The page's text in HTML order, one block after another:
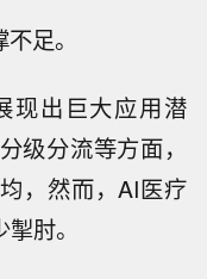
足。
现出巨大应用潜
级分流等方面，
，然而，AI医疗
肘。